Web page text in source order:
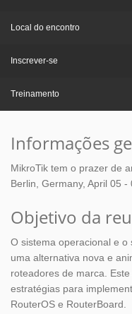
Local do encontro
Inscrever-se
Treinamento
Informações
MikroTik tem o prazer de
Berlin, Germany, April 05 -
Objetivo da
O sistema operacional e o
uma alternativa nova e
roteadores de marca.
estratégias para
RouterOS e RouterBoard.